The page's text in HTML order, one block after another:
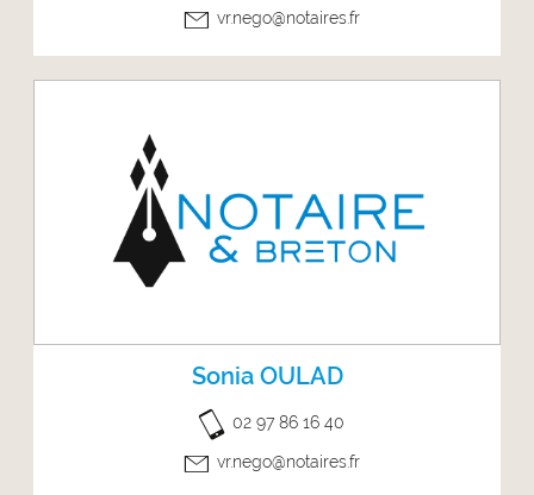
vr.nego@notaires.fr
Sonia OULAD
02 97 86 16 40
vr.nego@notaires.fr